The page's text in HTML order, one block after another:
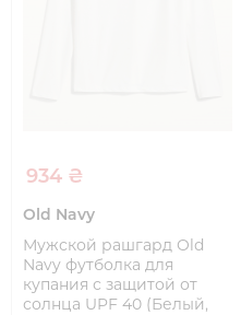
934 ₴
Old Navy
Мужской рашгард Old
Navy футболка для
купания с защитой от
солнца UPF 40 (Белый,